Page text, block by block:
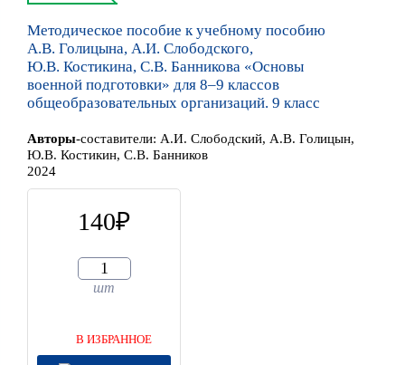
Методическое пособие к учебному пособию
А.В. Голицына, А.И. Слободского,
Ю.В. Костикина, С.В. Банникова «Основы
военной подготовки» для 8–9 классов
общеобразовательных организаций. 9 класс
Авторы-составители: А.И. Слободский, А.В. Голицын,
Ю.В. Костикин, С.В. Банников
2024
140
шт
В ИЗБРАННОЕ